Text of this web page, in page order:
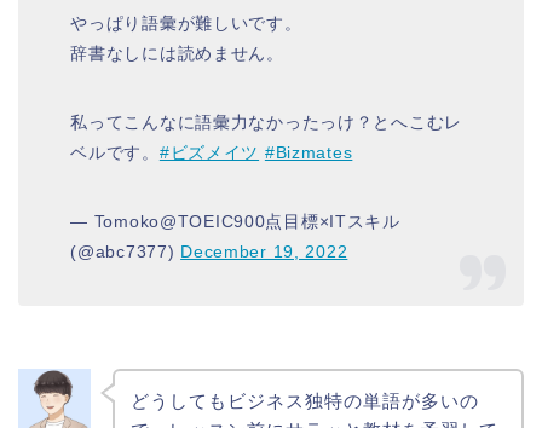
やっぱり語彙が難しいです。
辞書なしには読めません。
私ってこんなに語彙力なかったっけ？とへこむレ
ベルです。 #ビズメイツ #Bizmates
— Tomoko@TOEIC900点目標×ITスキル
(@abc7377) December 19, 2022
どうしてもビジネス独特の単語が多いの